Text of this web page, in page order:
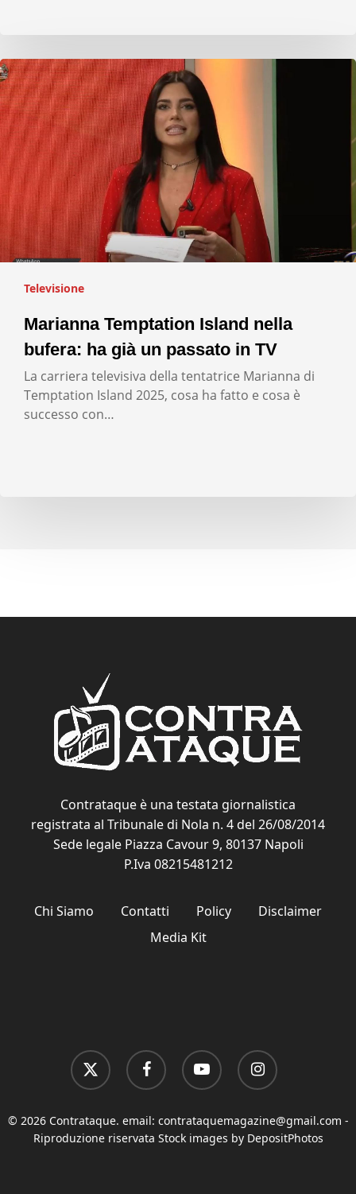
Televisione
Marianna Temptation Island nella
bufera: ha già un passato in TV
La carriera televisiva della tentatrice Marianna di
Temptation Island 2025, cosa ha fatto e cosa è
successo con…
Contrataque è una testata giornalistica
registrata al Tribunale di Nola n. 4 del 26/08/2014
Sede legale Piazza Cavour 9, 80137 Napoli
P.Iva 08215481212
Chi Siamo Contatti Policy
Disclaimer
Media Kit
x-
twitter
facebook youtube instagram
© 2026 Contrataque. email: contrataquemagazine@gmail.com -
Riproduzione riservata Stock images by DepositPhotos